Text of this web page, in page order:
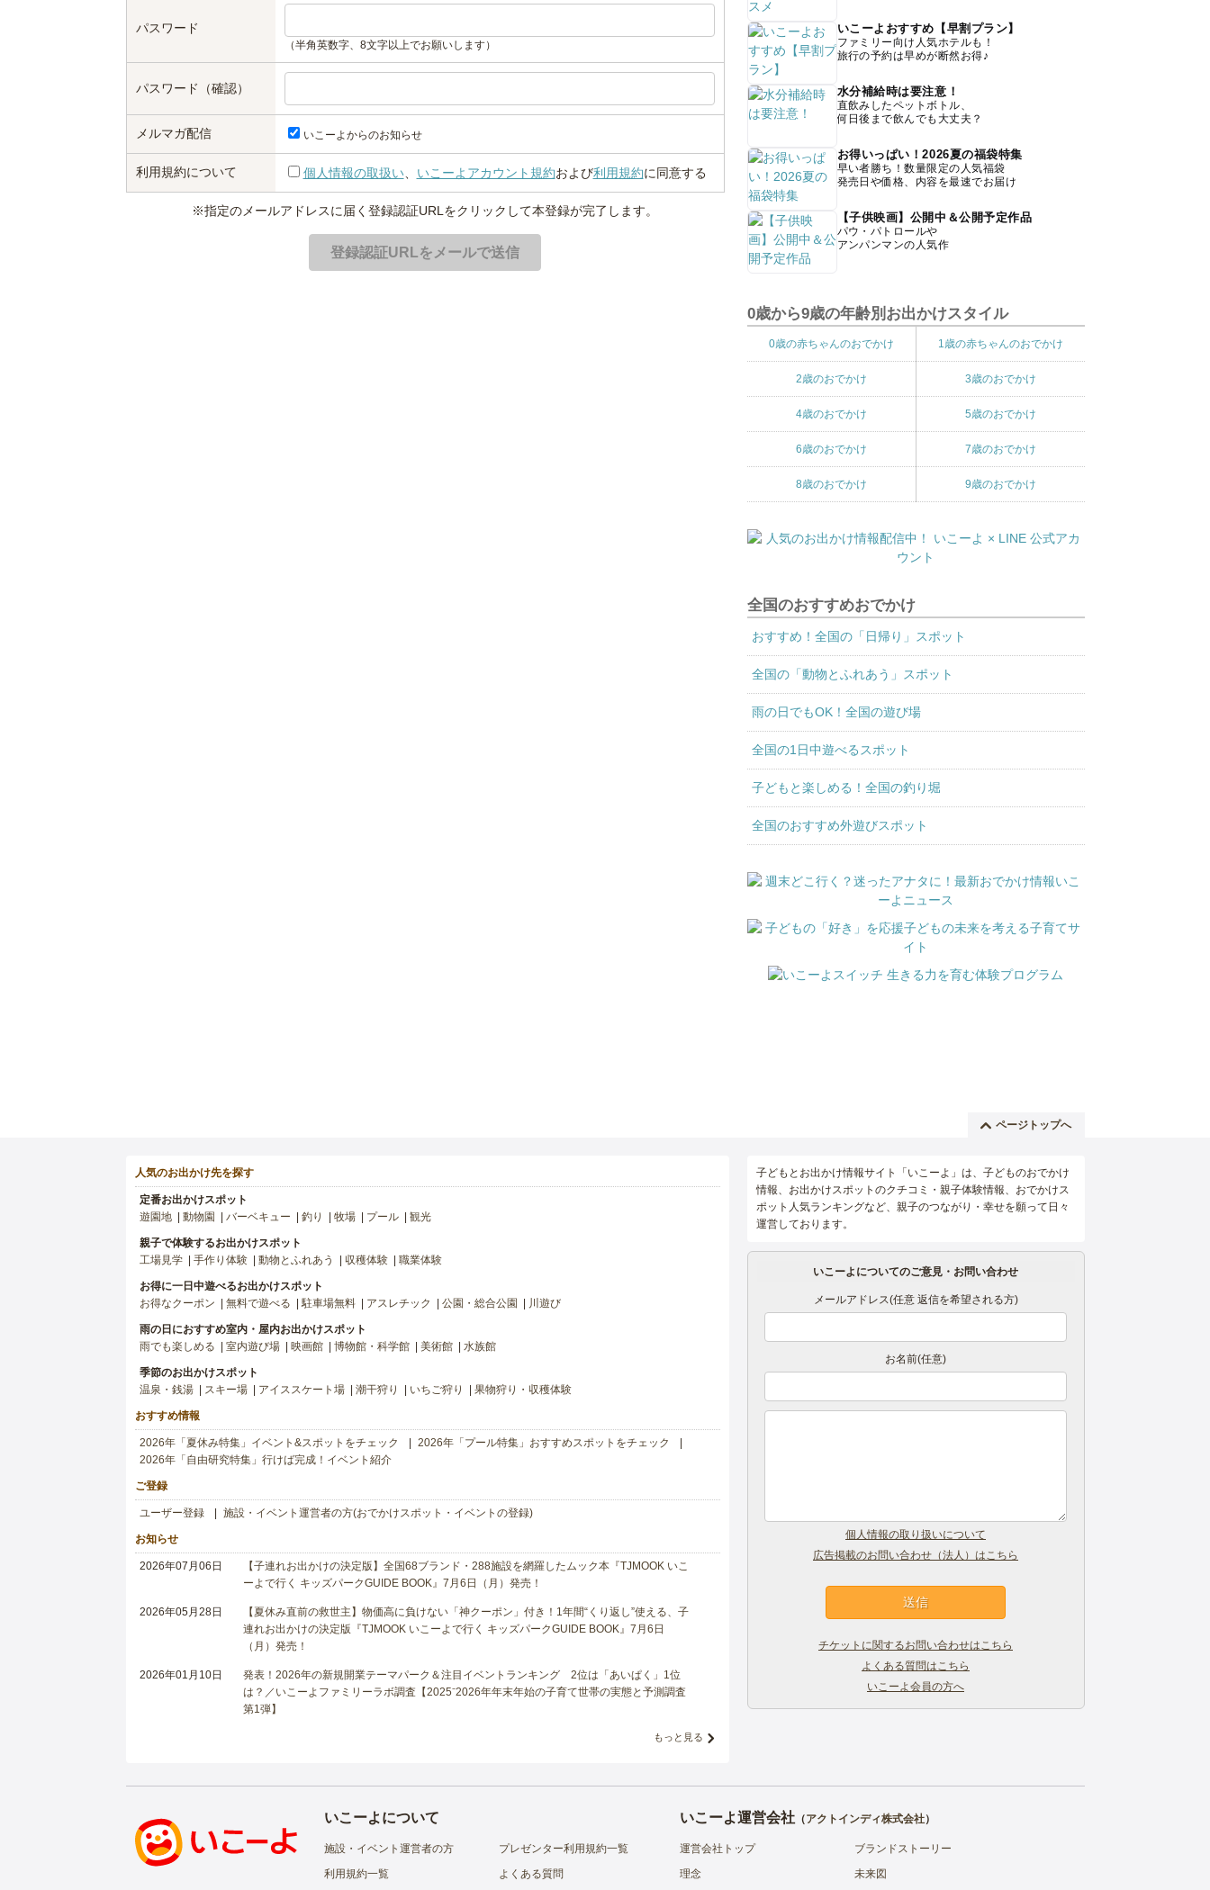
パスワード
（半角英数字、8文字以上でお願いします）
パスワード（確認）
メルマガ配信 いこーよからのお知らせ
利用規約について 個人情報の取扱い、 いこーよアカウント規約および利用規約に同意する
※指定のメールアドレスに届く登録認証URLをクリックして本登録が完了します。
いこーよおすすめ【早割プラン】
ファミリー向け人気ホテルも！
旅行の予約は早めが断然お得♪
水分補給時は要注意！
直飲みしたペットボトル、
何日後まで飲んでも大丈夫？
お得いっぱい！2026夏の福袋特集
早い者勝ち！数量限定の人気福袋
発売日や価格、内容を最速でお届け
【子供映画】公開中＆公開予定作品
パウ・パトロールや
アンパンマンの人気作
0歳から9歳の年齢別お出かけスタイル
0歳の赤ちゃんのおでかけ 1歳の赤ちゃんのおでかけ
2歳のおでかけ 3歳のおでかけ
4歳のおでかけ 5歳のおでかけ
6歳のおでかけ 7歳のおでかけ
8歳のおでかけ 9歳のおでかけ
全国のおすすめおでかけ
おすすめ！全国の「日帰り」スポット
全国の「動物とふれあう」スポット
雨の日でもOK！全国の遊び場
全国の1日中遊べるスポット
子どもと楽しめる！全国の釣り堀
全国のおすすめ外遊びスポット
ページトップへ
人気のお出かけ先を探す
定番お出かけスポット
遊園地
動物園 バーベキュー 釣り 牧場 プール 観光
親子で体験するお出かけスポット
工場見学
手作り体験 動物とふれあう 収穫体験 職業体験
お得に一日中遊べるお出かけスポット
お得なクーポン
無料で遊べる 駐車場無料 アスレチック 公園・総合公園 川遊び
雨の日におすすめ室内・屋内お出かけスポット
雨でも楽しめる
室内遊び場 映画館 博物館・科学館 美術館 水族館
季節のお出かけスポット
温泉・銭湯
スキー場 アイススケート場 潮干狩り いちご狩り 果物狩り・収穫体験
おすすめ情報
2026年「夏休み特集」イベント&スポットをチェック
2026年「プール特集」おすすめスポットをチェック
2026年「自由研究特集」行けば完成！イベント紹介
ご登録
ユーザー登録 施設・イベント運営者の方(おでかけスポット・イベントの登録)
お知らせ
2026年07月06日
【子連れお出かけの決定版】全国68ブランド・288施設を網羅したムック本『TJMOOK いこ
ーよで行く キッズパークGUIDE BOOK』7月6日（月）発売！
2026年05月28日
【夏休み直前の救世主】物価高に負けない「神クーポン」付き！1年間“くり返し”使える、子
連れお出かけの決定版『TJMOOK いこーよで行く キッズパークGUIDE BOOK』7月6日
（月）発売！
2026年01月10日
発表！2026年の新規開業テーマパーク＆注目イベントランキング 2位は「あいぱく」1位
は？／いこーよファミリーラボ調査【2025⁻2026年年末年始の子育て世帯の実態と予測調査
第1弾】
もっと見る
子どもとお出かけ情報サイト「いこーよ」は、子どものおでかけ
情報、お出かけスポットのクチコミ・親子体験情報、おでかけス
ポット人気ランキングなど、親子のつながり・幸せを願って日々
運営しております。
いこーよについてのご意見・お問い合わせ
メールアドレス(任意 返信を希望される方)
お名前(任意)
個人情報の取り扱いについて
広告掲載のお問い合わせ（法人）はこちら
チケットに関するお問い合わせはこちら
よくある質問はこちら
いこーよ会員の方へ
いこーよについて
施設・イベント運営者の方
プレゼンター利用規約一覧
利用規約一覧
よくある質問
いこーよ運営会社（アクトインディ株式会社）
運営会社トップ
ブランドストーリー
理念
未来図